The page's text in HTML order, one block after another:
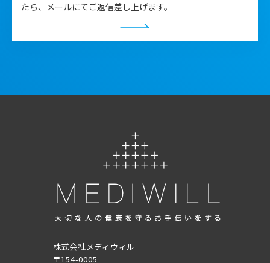
たら、メールにてご返信差し上げます。
株式会社メディウィル
〒154-0005